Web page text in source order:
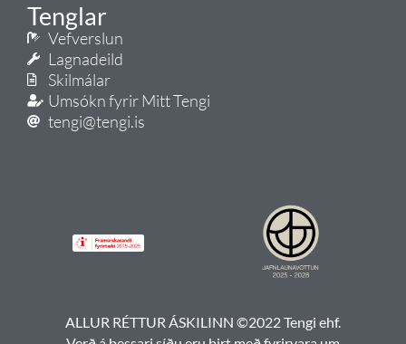
Tenglar
Vefverslun
Lagnadeild
Skilmálar
Umsókn fyrir Mitt Tengi
tengi@tengi.is
ALLUR RÉTTUR ÁSKILINN ©2022 Tengi ehf.